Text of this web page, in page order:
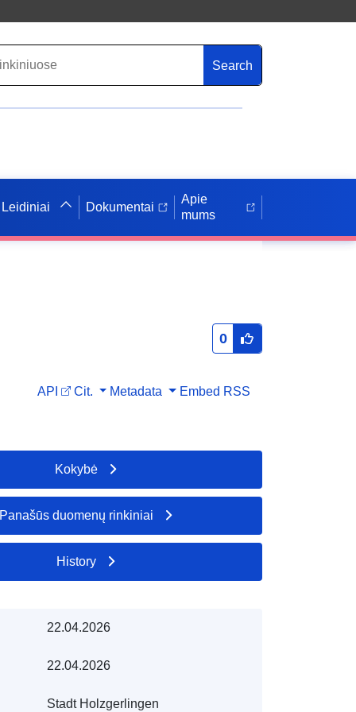
Search
Leidiniai Dokumentai
Apie
mums
0
API Cit. Metadata Embed RSS
Kokybė
Panašūs duomenų rinkiniai
History
22.04.2026
22.04.2026
Stadt Holzgerlingen